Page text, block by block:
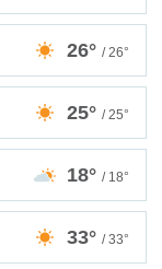
26° / 26°
25° / 25°
18° / 18°
33° / 33°